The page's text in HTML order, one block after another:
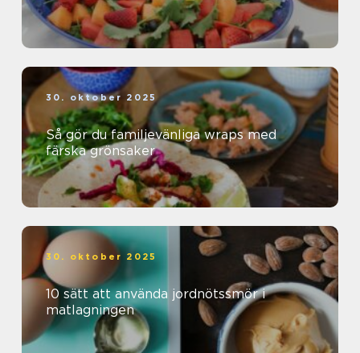
30. oktober 2025
Så gör du familjevänliga wraps med
färska grönsaker
30. oktober 2025
10 sätt att använda jordnötssmör i
matlagningen